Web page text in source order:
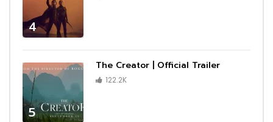
4
5
The Creator | Official Trailer
122.2K